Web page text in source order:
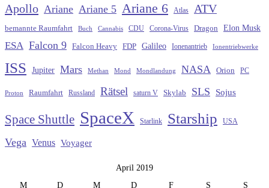
Apollo Ariane Ariane 5 Ariane 6 Atlas ATV
bemannte Raumfahrt Buch Cannabis CDU Corona-Virus Dragon Elon Musk
ESA Falcon 9 Falcon Heavy FDP Galileo Ionenantrieb Ionentriebwerke
ISS Jupiter Mars Methan Mond Mondlandung NASA Orion PC
Proton Raumfahrt Russland Rätsel saturn V Skylab SLS Sojus
Space Shuttle SpaceX Starlink Starship USA
Vega Venus Voyager
April 2019
M
D M D F S S